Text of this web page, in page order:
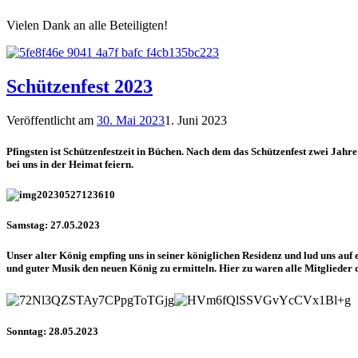
Vielen Dank an alle Beteiligten!
Schützenfest 2023
Veröffentlicht am 30. Mai 20231. Juni 2023
Pfingsten ist Schützenfestzeit in Büchen. Nach dem das Schützenfest zwei
bei uns in der Heimat feiern.
Samstag: 27.05.2023
Unser alter König empfing uns in seiner königlichen Residenz und lud uns
und guter Musik den neuen König zu ermitteln. Hier zu waren alle Mitglieder
Sonntag: 28.05.2023